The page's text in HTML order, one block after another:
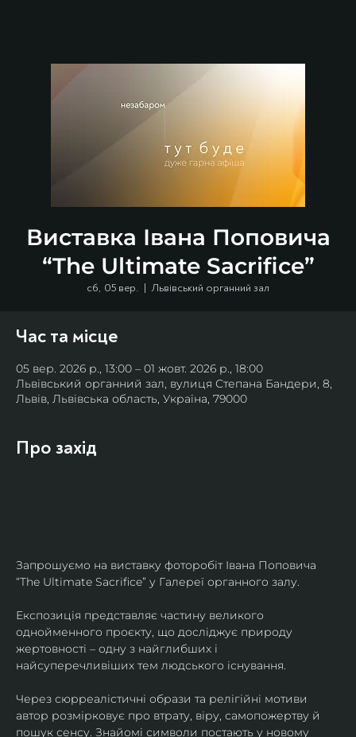
Виставка Івана Поповича
“The Ultimate Sacrifice”
сб, 05 вер.
  |
Львівський органний зал
Час та місце
05 вер. 2026 р., 13:00 – 01 жовт. 2026 р., 18:00
Львівський органний зал, вулиця Степана Бандери, 8,
Львів, Львівська область, Україна, 79000
Про захід
Запрошуємо на виставку фоторобіт Івана Поповича
“The Ultimate Sacrifice” у Галереї органного залу.
Експозиція представляє частину великого
однойменного проєкту, що досліджує природу
жертовності – одну з найглибших і
найсуперечливіших тем людського існування.
Через сюрреалістичні образи та релігійні мотиви
автор розмірковує про втрату, віру, самопожертву й
пошук сенсу. Знайомі символи постають у новому